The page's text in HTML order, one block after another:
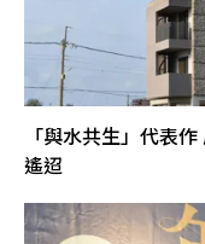
「與水共生」代表
遙迢